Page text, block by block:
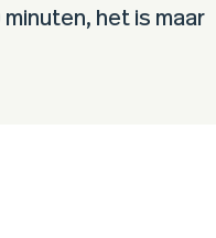
het is maar